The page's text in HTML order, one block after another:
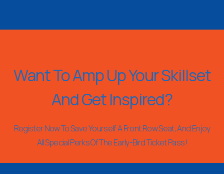
Want To Amp Up Your Skillset
And Get Inspired?
Register Now To Save Yourself A Front Row Seat, And Enjoy
All Special Perks Of The Early-Bird Ticket Pass!